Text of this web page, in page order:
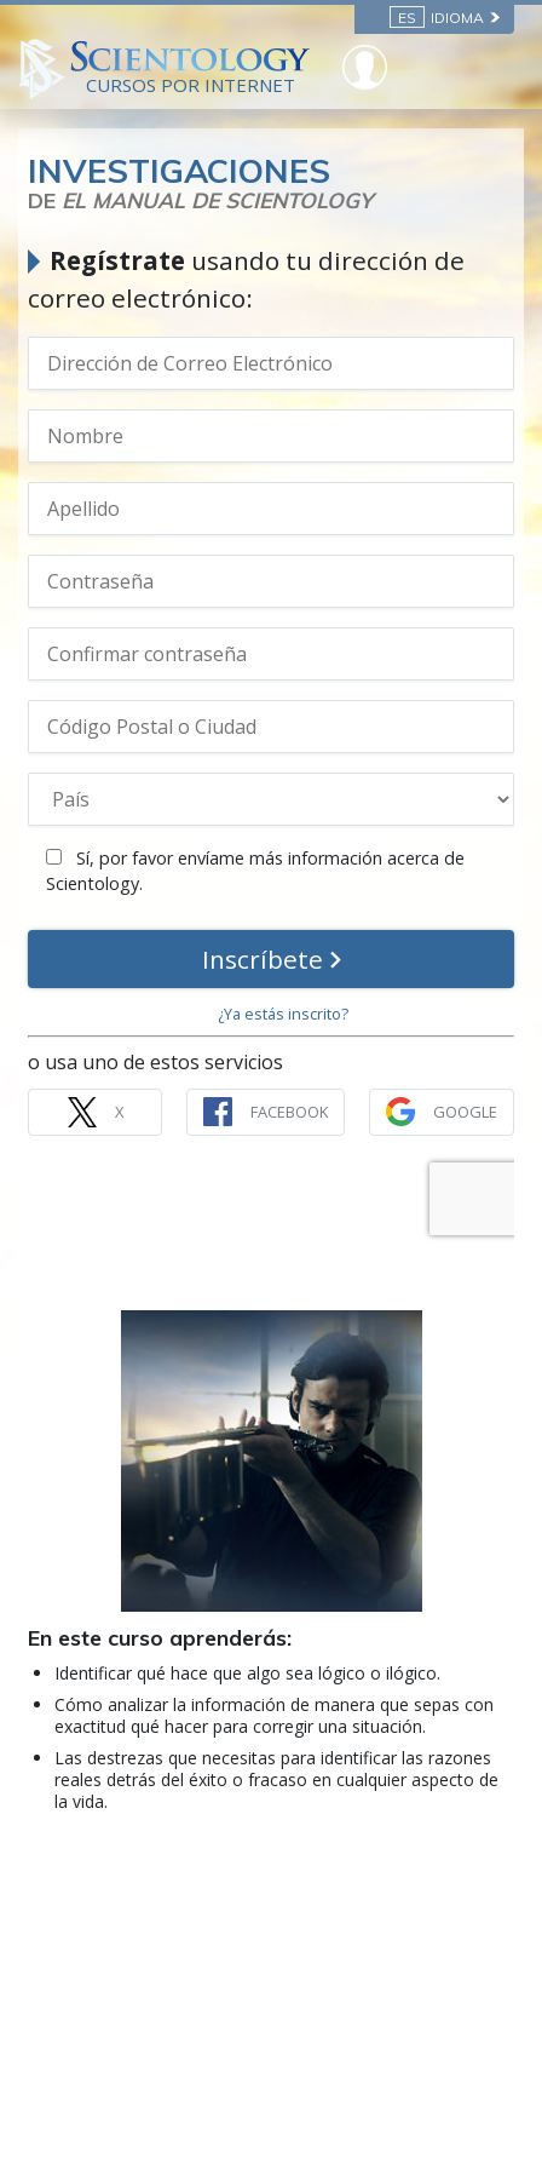
ES IDIOMA
CURSOS POR INTERNET
INVESTIGACIONES
DE EL MANUAL DE SCIENTOLOGY
Regístrate usando tu dirección de
correo electrónico:
Sí, por favor envíame más información acerca de
Scientology.
Inscríbete
¿Ya estás inscrito?
o usa uno de estos servicios
X FACEBOOK GOOGLE
En este curso aprenderás:
Identificar qué hace que algo sea lógico o ilógico.
Cómo analizar la información de manera que sepas con
exactitud qué hacer para corregir una situación.
Las destrezas que necesitas para identificar las razones
reales detrás del éxito o fracaso en cualquier aspecto de
la vida.